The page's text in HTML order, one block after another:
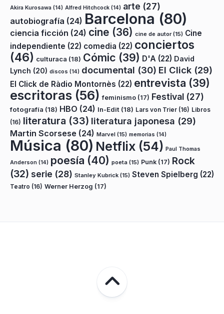
Akira Kurosawa (14) Alfred Hitchcock (14) arte (27)
autobiografía (24) Barcelona (80)
ciencia ficción (24) cine (36) cine de autor(15) Cine
independiente (22) comedia (22) conciertos
(46) culturaca (18) Cómic (39) D'A (22) David
Lynch (20) discos (14) documental (30) El Click (29)
El Click de Ràdio Montornès (22) entrevista (39)
escritoras (56) feminismo (17) Festival (27)
fotografía (18) HBO (24) In-Edit (18) Lars von Trier (16) Libros
(16) literatura (33) literatura japonesa (29)
Martin Scorsese (24) Marvel (15) memorias (14)
Música (80) Netflix (54) Paul Thomas
Anderson (14) poesía (40) poeta (15) Punk (17) Rock
(32) serie (28) Stanley Kubrick (15) Steven Spielberg (22)
Teatro (16) Werner Herzog (17)